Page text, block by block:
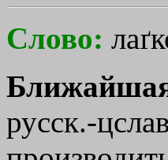
Слово:
русск.-